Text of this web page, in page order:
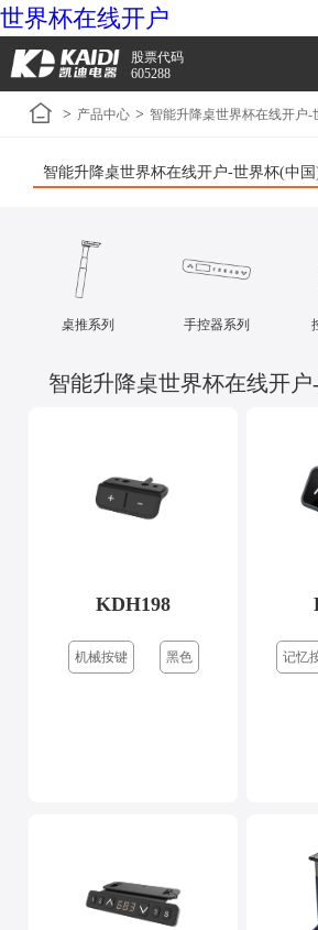
世界杯在线开户
股票代码
605288
> 产品中心 > 智能升降桌世界杯在线开户-
智能升降桌世界杯在线开户-世界杯(中国
桌推系列 手控器系列
智能升降桌世界杯在线开
KDH198
机械按键 黑色 记忆